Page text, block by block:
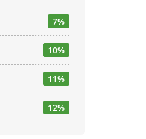
7%
10%
11%
12%